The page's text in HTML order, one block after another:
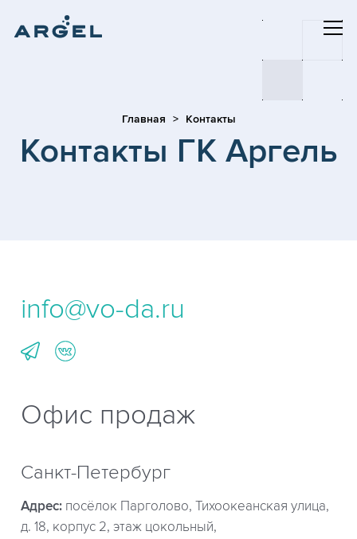
Главная Контакты
Контакты ГК Аргель
info@vo-da.ru
Офис продаж
Санкт-Петербург
Адрес: посёлок Парголово, Тихоокеанская улица,
д. 18, корпус 2, этаж цокольный,